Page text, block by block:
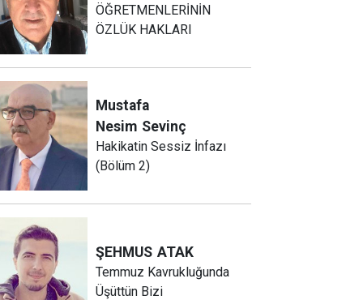
ÖĞRETMENLERİNİN
ÖZLÜK HAKLARI
Mustafa
Nesim Sevinç
Hakikatin Sessiz İnfazı
(Bölüm 2)
ŞEHMUS ATAK
Temmuz Kavrukluğunda
Üşüttün Bizi